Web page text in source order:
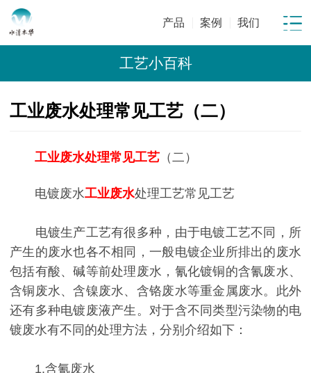
产品 案例 我们
工艺小百科
工业废水处理常见工艺（二）
工业废水处理常见工艺 （二 ）
电镀废水工业废水处理工艺常见工艺
电镀生产工艺有很多种，由于电镀工艺不同，所
产生的废水也各不相同，一般电镀企业所排出的废水
包括有酸、碱等前处理废水，氰化镀铜的含氰废水、
含铜废水、含镍废水、含铬废水等重金属废水。此外
还有多种电镀废液产生。对于含不同类型污染物的电
镀废水有不同的处理方法，分别介绍如下：
1.含氰废水